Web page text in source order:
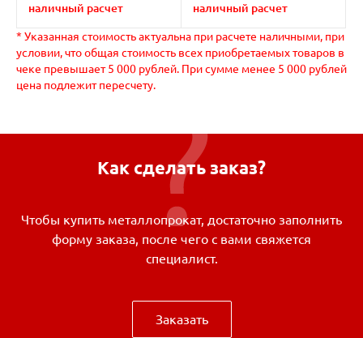
наличный расчет
наличный расчет
* Указанная стоимость актуальна при расчете наличными, при
условии, что общая стоимость всех приобретаемых товаров в
чеке превышает 5 000 рублей. При сумме менее 5 000 рублей
цена подлежит пересчету.
Как сделать заказ?
Чтобы купить металлопрокат, достаточно заполнить
форму заказа, после чего с вами свяжется
специалист.
Заказать